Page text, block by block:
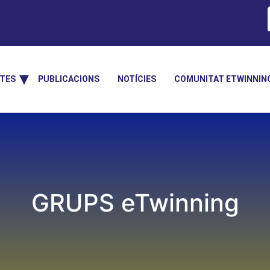
PUBLICACIONS NOTÍCIES COMUNITAT
GRUPS eTwinning